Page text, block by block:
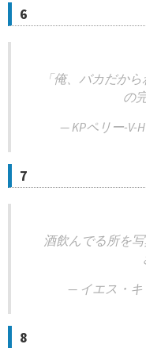
6
「俺、バカだか
の
— KPペリー-V-
7
酒飲んでる所を
— イエス・キ
8